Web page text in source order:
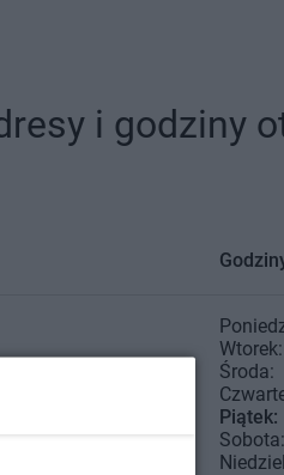
i godziny
Wtorek:
Środa:
Piątek:
Sobota: